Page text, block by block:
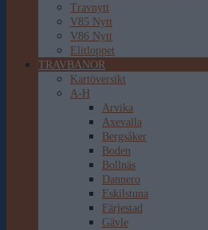
Travnytt
V85 Nytt
V86 Nytt
Elitloppet
TRAVBANOR
Kartöversikt
A-H
Arvika
Axevalla
Bergsåker
Boden
Bollnäs
Dannero
Eskilstuna
Färjestad
Gävle